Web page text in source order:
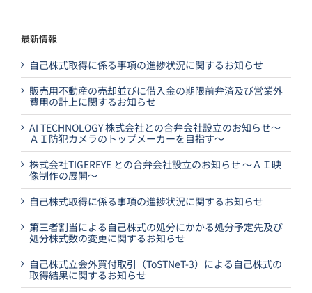
最新情報
自己株式取得に係る事項の進捗状況に関するお知らせ
販売用不動産の売却並びに借入金の期限前弁済及び営業外
費用の計上に関するお知らせ
AI TECHNOLOGY 株式会社との合弁会社設立のお知らせ～
ＡＩ防犯カメラのトップメーカーを目指す～
株式会社TIGEREYE との合弁会社設立のお知らせ ～ＡＩ映
像制作の展開～
自己株式取得に係る事項の進捗状況に関するお知らせ
第三者割当による自己株式の処分にかかる処分予定先及び
処分株式数の変更に関するお知らせ
自己株式立会外買付取引（ToSTNeT-3）による自己株式の
取得結果に関するお知らせ